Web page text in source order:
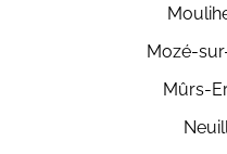
Mozé-
Mûrs-